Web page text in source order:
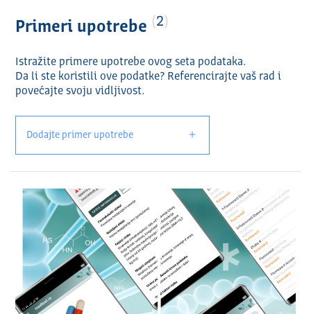
Primeri upotrebe 2
Istražite primere upotrebe ovog seta podataka.
Da li ste koristili ove podatke? Referencirajte vaš rad i
povećajte svoju vidlјivost.
Dodajte primer upotrebe